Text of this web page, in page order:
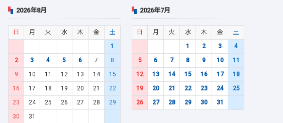
2026年8月
日 月 火 水 木 金
土
1
2
3 4 5 6 7
8
9
10 11 12 13 14
15
16
17 18 19 20 21
22
23
24 25 26 27 28
29
30
31
2026年7月
日 月 火 水 木 金
土
1
2 3
4
5
6 7 8 9 10
11
12
13 14 15 16 17
18
19
20 21 22 23 24
25
26
27 28 29 30 31